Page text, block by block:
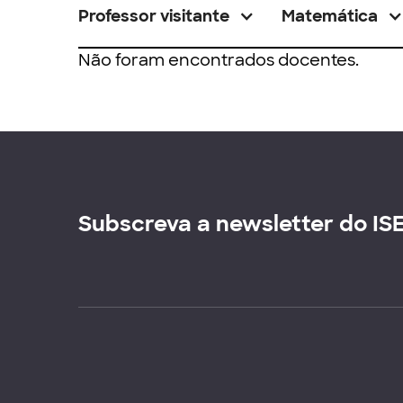
Professor visitante Matemática
Não foram encontrados docentes.
Subscreva a newsletter do